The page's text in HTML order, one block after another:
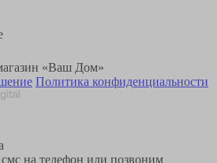
«Ваш Дом»
Политика конфиденциальности
на телефон или позвоним